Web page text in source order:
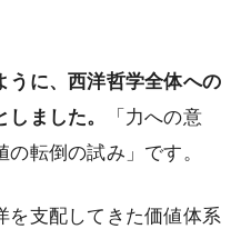
うに、西洋哲学全体への
ました。
「力への意
転倒の試み」です。
を支配してきた価値体系